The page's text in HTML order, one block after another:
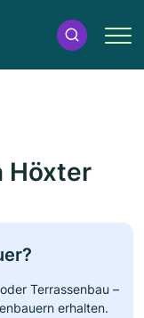
Höxter
Terrassenbau –
erhalten.